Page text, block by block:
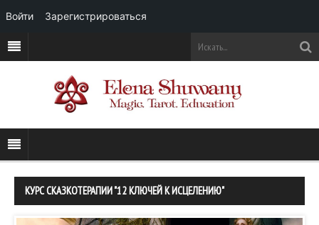
КУРС СКАЗКОТЕРАПИИ "12 КЛЮЧЕЙ К ИСЦЕЛЕНИЮ"
Войти Зарегистрироваться